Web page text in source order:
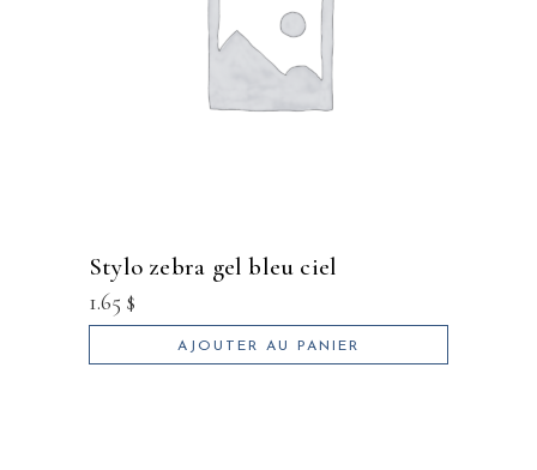
stylo zebra gel bleu ciel
1.65 $
AJOUTER AU PANIER